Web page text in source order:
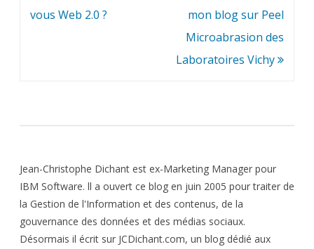
de
vous Web 2.0 ?
mon blog sur Peel
Microabrasion des
Laboratoires Vichy
Jean-Christophe Dichant est ex-Marketing Manager pour
IBM Software. ll a ouvert ce blog en juin 2005 pour traiter de
la Gestion de l'Information et des contenus, de la
gouvernance des données et des médias sociaux.
Désormais il écrit sur JCDichant.com, un blog dédié aux